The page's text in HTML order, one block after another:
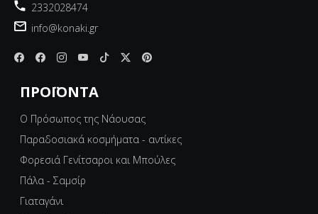
2332028474
info@konaki.gr
ΠΡΟΪΌΝΤΑ
Ο Πρόσωπος της Νάουσας
Παραδοσιακά κοσμήματα - αντίκες
Φορεσιά Γενίτσαροι και Μπούλες
Πάλα - Σαμσίρ
Γιαταγάνι